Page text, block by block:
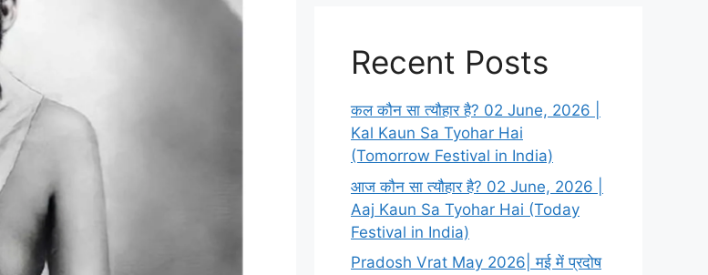
Recent Posts
कल कौन सा त्यौहार है? 02 June, 2026 |
Kal Kaun Sa Tyohar Hai
(Tomorrow Festival in India)
आज कौन सा त्यौहार है? 02 June, 2026 |
Aaj Kaun Sa Tyohar Hai (Today
Festival in India)
Pradosh Vrat May 2026| मई में प्रदोष